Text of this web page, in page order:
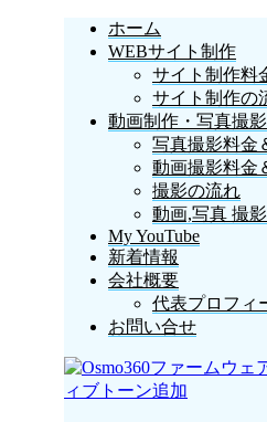
ホーム
WEBサイト制作
サイト制作料
サイト制作の
動画制作・写真撮影
写真撮影料金
動画撮影料金
撮影の流れ
動画,写真 撮
My YouTube
新着情報
会社概要
代表プロフィ
お問い合せ